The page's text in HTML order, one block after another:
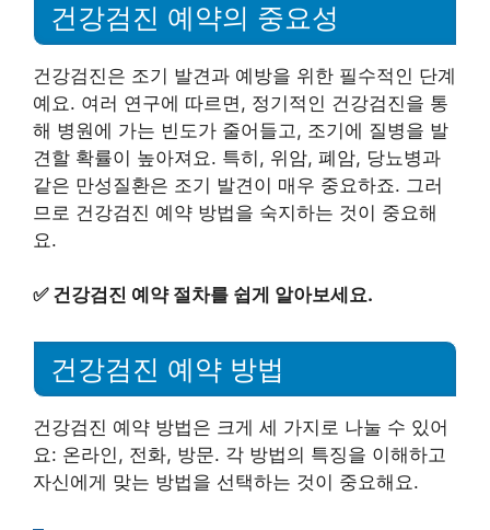
건강검진 예약의 중요성
건강검진은 조기 발견과 예방을 위한 필수적인 단계
예요. 여러 연구에 따르면, 정기적인 건강검진을 통
해 병원에 가는 빈도가 줄어들고, 조기에 질병을 발
견할 확률이 높아져요. 특히, 위암, 폐암, 당뇨병과
같은 만성질환은 조기 발견이 매우 중요하죠. 그러
므로 건강검진 예약 방법을 숙지하는 것이 중요해
요.
✅ 건강검진 예약 절차를 쉽게 알아보세요.
건강검진 예약 방법
건강검진 예약 방법은 크게 세 가지로 나눌 수 있어
요: 온라인, 전화, 방문. 각 방법의 특징을 이해하고
자신에게 맞는 방법을 선택하는 것이 중요해요.